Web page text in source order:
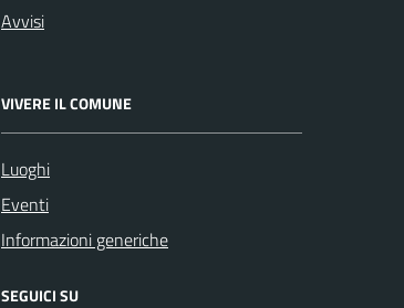
Avvisi
VIVERE IL COMUNE
Luoghi
Eventi
Informazioni generiche
SEGUICI SU